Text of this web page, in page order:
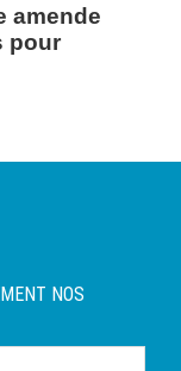
amende
pour
NOS